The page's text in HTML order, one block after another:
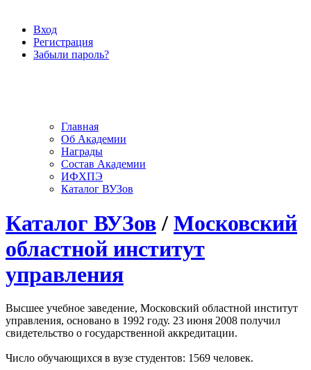
Вход
Регистрация
Забыли пароль?
Главная
Об Академии
Награды
Состав Академии
ИФХПЭ
Каталог ВУЗов
Каталог ВУЗов / Московский
областной институт
управления
Высшее учебное заведение, Московский областной институт
управления, основано в 1992 году. 23 июня 2008 получил
свидетельство о государственной аккредитации.
Число обучающихся в вузе студентов: 1569 человек.